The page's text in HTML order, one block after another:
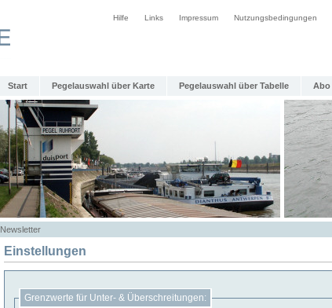
Hilfe Links Impressum Nutzungsbedingungen
Start Pegelauswahl über Karte Pegelauswahl über Tabelle Abo
Newsletter
Einstellungen
Grenzwerte für Unter- & Überschreitungen: